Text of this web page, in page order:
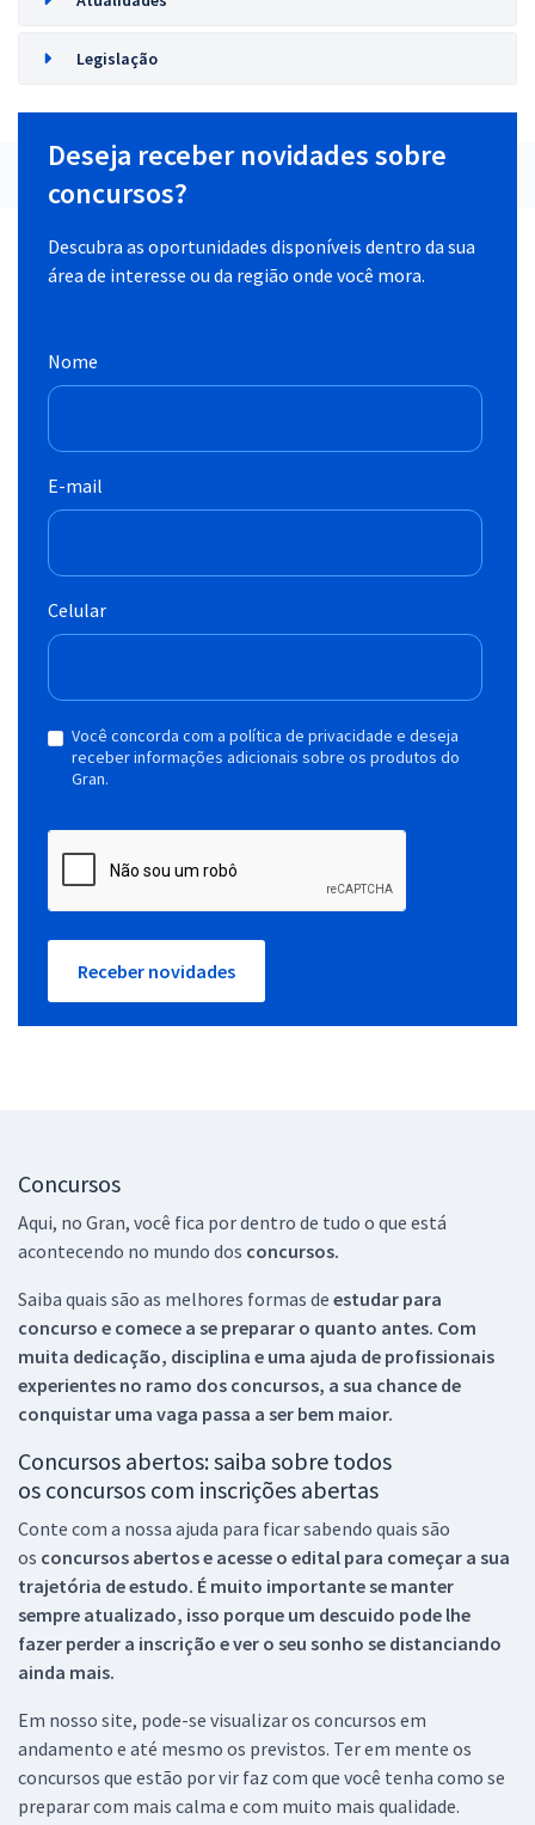
Legislação
Deseja receber novidades sobre
concursos?
Descubra as oportunidades disponíveis dentro da sua
área de interesse ou da região onde você mora.
Nome
E-mail
Celular
Você concorda com a política de privacidade e deseja
receber informações adicionais sobre os produtos do
Gran.
Receber novidades
Concursos
Aqui, no Gran, você fica por dentro de tudo o que está
acontecendo no mundo dos concursos.
Saiba quais são as melhores formas de estudar para
concurso e comece a se preparar o quanto antes. Com
muita dedicação, disciplina e uma ajuda de profissionais
experientes no ramo dos concursos, a sua chance de
conquistar uma vaga passa a ser bem maior.
Concursos abertos: saiba sobre todos
os concursos com inscrições abertas
Conte com a nossa ajuda para ficar sabendo quais são
os concursos abertos e acesse o edital para começar a sua
trajetória de estudo. É muito importante se manter
sempre atualizado, isso porque um descuido pode lhe
fazer perder a inscrição e ver o seu sonho se distanciando
ainda mais.
Em nosso site, pode-se visualizar os concursos em
andamento e até mesmo os previstos. Ter em mente os
concursos que estão por vir faz com que você tenha como se
preparar com mais calma e com muito mais qualidade.